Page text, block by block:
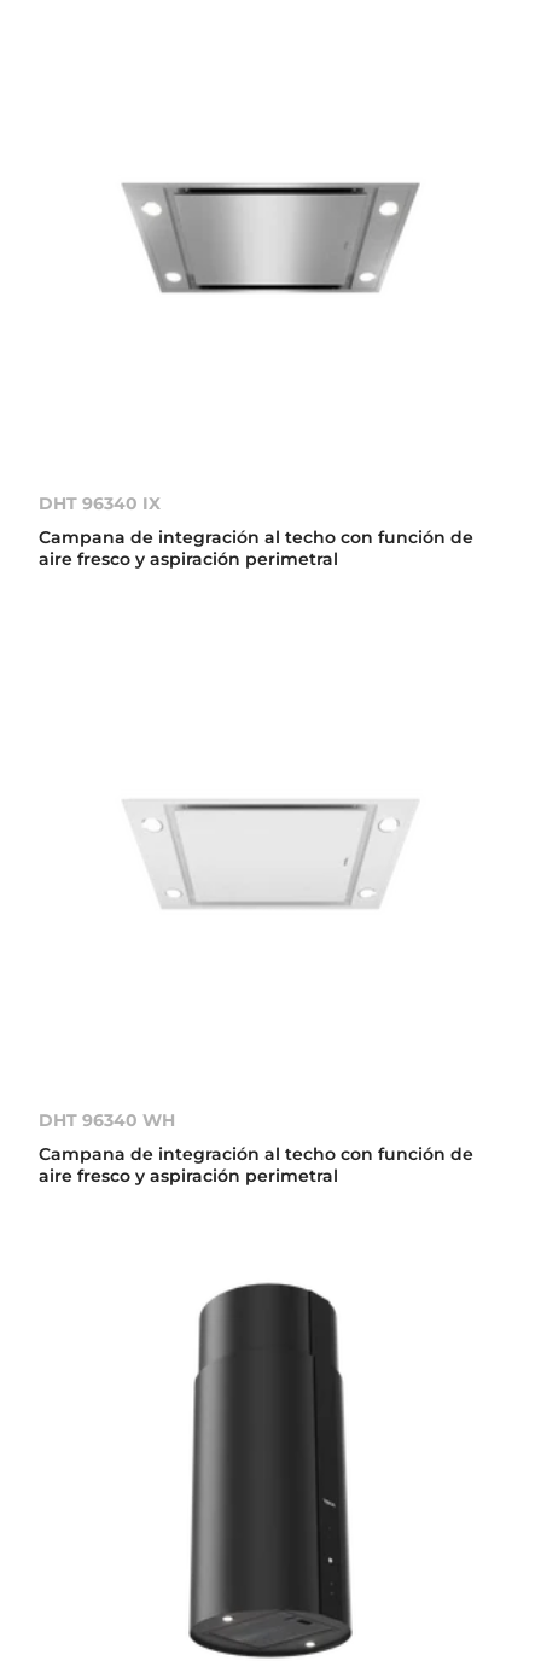
DHT 96340 IX
Campana de integración al techo con función de
aire fresco y aspiración perimetral
DHT 96340 WH
Campana de integración al techo con función de
aire fresco y aspiración perimetral